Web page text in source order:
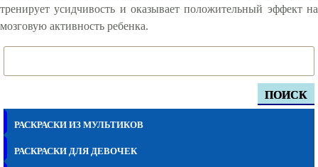
ПОИСК
РАСКРАСКИ ИЗ МУЛЬТИКОВ
РАСКРАСКИ ДЛЯ ДЕВОЧЕК
тренирует усидчивость и оказывает положительный эффект на
мозговую активность ребенка.